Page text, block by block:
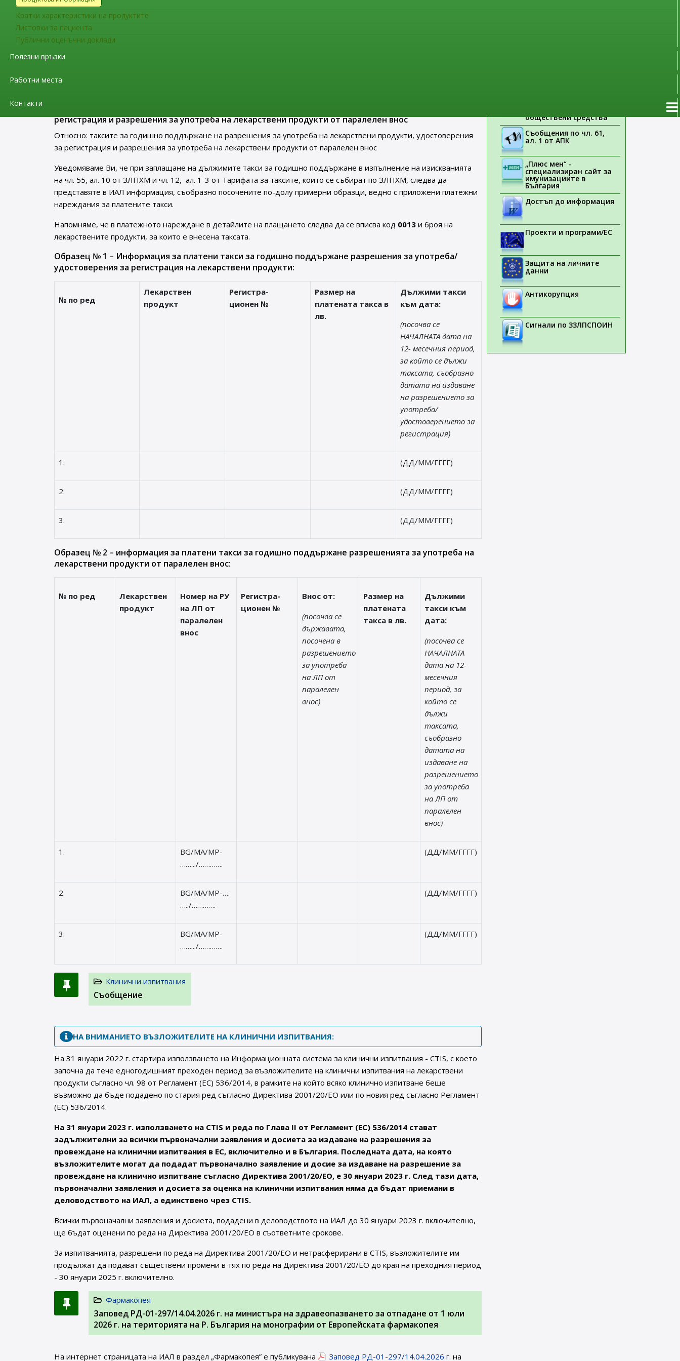
Кратки характеристики на продуктите
Листовки за пациента
Публични оценъчни доклади
Полезни връзки
Работни места
Контакти
Уведомяваме Ви, че считано от 21.08.2022 г. влиза в сила нов Анекс 21 „Внос на лекарствени продукти“ на
европейското ръководство за Добра производствена практика EU GMP Guide. Актуалният текст на документа е
публикуван на интернет страницата на Изпълнителна агенция по лекарствата в раздел
регистрация и разрешения за употреба на лекарствени продукти от паралелен внос
Относно: таксите за годишно поддържане на разрешения за употреба на лекарствени продукти, удостоверения
за регистрация и разрешения за употреба на лекарствени продукти от паралелен внос
Уведомяваме Ви, че при заплащане на дължимите такси за годишно поддържане в изпълнение на изискванията
на чл. 55, ал. 10 от ЗЛПХМ и чл. 12, ал. 1-3 от Тарифата за таксите, които се събират по ЗЛПХМ, следва да
представяте в ИАЛ информация, съобразно посочените по-долу примерни образци, ведно с приложени платежни
нареждания за платените такси.
Напомняме, че в платежното нареждане в детайлите на плащането следва да се вписва код 0013 и броя на
лекарствените продукти, за които е внесена таксата.
Образец № 1 – Информация за платени такси за годишно поддържане разрешения за употреба/
удостоверения за регистрация на лекарствени продукти:
№ по ред
Лекарствен
продукт
Регистра-
ционен №
Размер на
платената такса в
лв.
Дължими такси
към дата:
(посочва се
НАЧАЛНАТА дата на
12- месечния период,
за който се дължи
таксата, съобразно
датата на издаване
на разрешението за
употреба/
удостоверението за
регистрация)
1. (ДД/ММ/ГГГГ)
2. (ДД/ММ/ГГГГ)
3. (ДД/ММ/ГГГГ)
Образец № 2 – информация за платени такси за годишно поддържане разрешенията за употреба на
лекарствени продукти от паралелен внос:
№ по ред
Лекарствен
продукт
Номер на РУ
на ЛП от
паралелен
внос
Регистра-
ционен №
Внос от:
(посочва се
държавата,
посочена в
разрешението
за употреба
на ЛП от
паралелен
внос)
Размер на
платената
такса в лв.
Дължими
такси към
дата:
(посочва се
НАЧАЛНАТА
дата на 12-
месечния
период, за
който се
дължи
таксата,
съобразно
датата на
издаване на
разрешението
за употреба
на ЛП от
паралелен
внос)
1.
BG/MA/MP-
…….../………….
(ДД/ММ/ГГГГ)
2.
BG/MA/MP-….
…../………….
(ДД/ММ/ГГГГ)
3.
BG/MA/MP-
…….../………….
(ДД/ММ/ГГГГ)
Клинични изпитвания
Съобщение
НА ВНИМАНИЕТО ВЪЗЛОЖИТЕЛИТЕ НА КЛИНИЧНИ ИЗПИТВАНИЯ:
На 31 януари 2022 г. стартира използването на Информационната система за клинични изпитвания - CTIS, с което
започна да тече едногодишният преходен период за възложителите на клинични изпитвания на лекарствени
продукти съгласно чл. 98 от Регламент (ЕС) 536/2014, в рамките на който всяко клинично изпитване беше
възможно да бъде подадено по стария ред съгласно Директива 2001/20/ЕО или по новия ред съгласно Регламент
(ЕС) 536/2014.
На 31 януари 2023 г. използването на CTIS и реда по Глава II от Регламент (ЕС) 536/2014 стават
задължителни за всички първоначални заявления и досиета за издаване на разрешения за
провеждане на клинични изпитвания в ЕС, включително и в България. Последната дата, на която
възложителите могат да подадат първоначално заявление и досие за издаване на разрешение за
провеждане на клинично изпитване съгласно Директива 2001/20/ЕО, е 30 януари 2023 г. След тази дата,
първоначални заявления и досиета за оценка на клинични изпитвания няма да бъдат приемани в
деловодството на ИАЛ, а единствено чрез CTIS.
Всички първоначални заявления и досиета, подадени в деловодството на ИАЛ до 30 януари 2023 г. включително,
ще бъдат оценени по реда на Директива 2001/20/ЕО в съответните срокове.
За изпитванията, разрешени по реда на Директива 2001/20/ЕО и нетрасферирани в CTIS, възложителите им
продължат да подават съществени промени в тях по реда на Директива 2001/20/ЕО до края на преходния период
- 30 януари 2025 г. включително.
Фармакопея
Заповед РД-01-297/14.04.2026 г. на министъра на здравеопазването за отпадане от 1 юли
2026 г. на територията на Р. България на монографии от Европейската фармакопея
На интернет страницата на ИАЛ в раздел „Фармакопея” е публикувана Заповед РД-01-297/14.04.2026 г. на
обществени средства
Съобщения по чл. 61,
ал. 1 от АПК
„Плюс мен“ -
специализиран сайт за
имунизациите в
България
Достъп до информация
Проекти и програми/ЕС
Защита на личните
данни
Антикорупция
Сигнали по ЗЗЛПСПОИН